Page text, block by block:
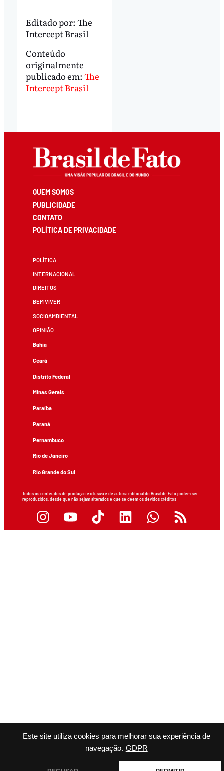
Este site utiliza cookies para melhorar sua experiência de
navegação. GDPR
Editado por: The
Intercept Brasil
Conteúdo
originalmente
publicado em: The
Intercept Brasil
QUEM SOMOS
PUBLICIDADE
CONTATO
POLÍTICA DE PRIVACIDADE
POLÍTICA
INTERNACIONAL
DIREITOS
BEM VIVER
SOCIOAMBIENTAL
OPINIÃO
Bahia
Ceará
Distrito Federal
Minas Gerais
Paraíba
Paraná
Pernambuco
Rio de Janeiro
Rio Grande do Sul
Todos os conteúdos de produção exclusiva e de autoria editorial do Brasil de Fato podem ser
reproduzidos, desde que não sejam alterados e que se deem os devidos créditos.